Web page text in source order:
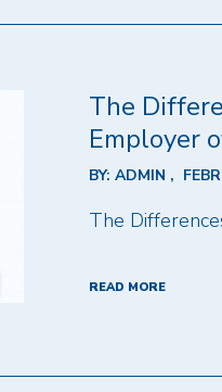
The
Employer
BY: ADMIN
The
READ MORE